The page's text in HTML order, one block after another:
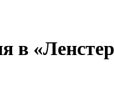
в